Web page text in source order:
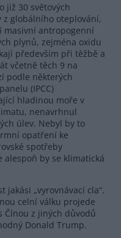
již 30 světových
z globálního oteplování,
masivní antropogenní
plynů, zejména oxidu
především při těžbě a
včetně těch 9 na
podle některých
(IPCC)
hladinou moře v
nenavrhnul
úlev. Nebyl by to
opatření ke
spotřeby
by se klimatická
jakási „vyrovnávací cla“.
celní válku projede
Čínou z jiných důvodů
Donald Trump.